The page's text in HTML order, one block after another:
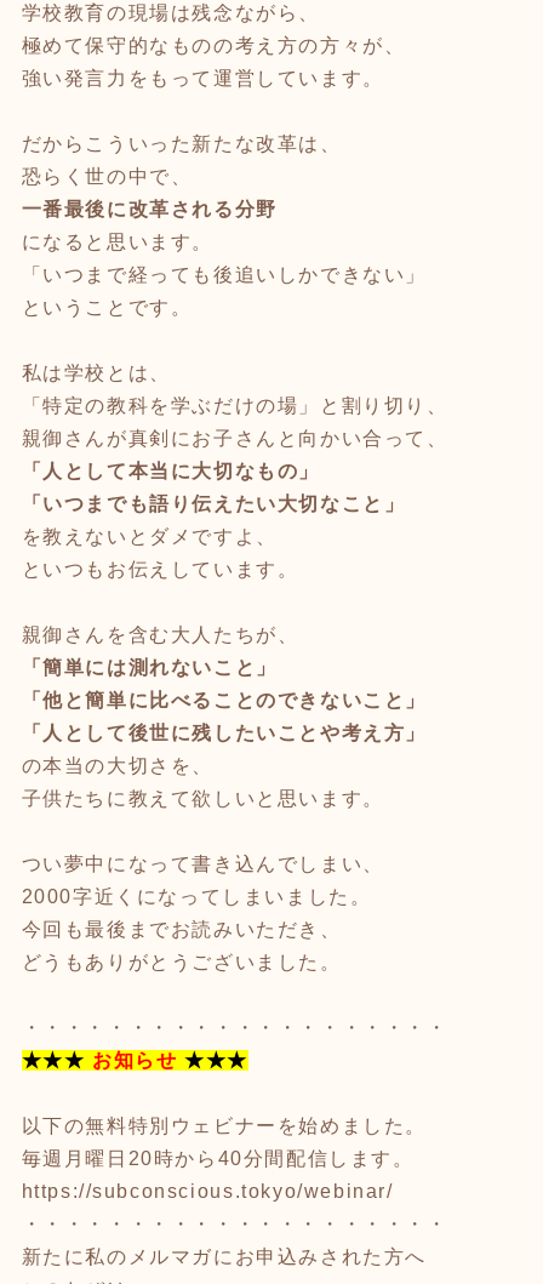
学校教育の現場は残念ながら、
極めて保守的なものの考え方の方々が、
強い発言力をもって運営しています。
だからこういった新たな改革は、
恐らく世の中で、
一番最後に改革される分野
になると思います。
「いつまで経っても後追いしかできない」
ということです。
私は学校とは、
「特定の教科を学ぶだけの場」と割り切り、
親御さんが真剣にお子さんと向かい合って、
「人として本当に大切なもの」
「いつまでも語り伝えたい大切なこと」
を教えないとダメですよ、
といつもお伝えしています。
親御さんを含む大人たちが、
「簡単には測れないこと」
「他と簡単に比べることのできないこと」
「人として後世に残したいことや考え方」
の本当の大切さを、
子供たちに教えて欲しいと思います。
つい夢中になって書き込んでしまい、
2000字近くになってしまいました。
今回も最後までお読みいただき、
どうもありがとうございました。
・・・・・・・・・・・・・・・・・・・・
★★★ お知らせ ★★★
以下の無料特別ウェビナーを始めました。
毎週月曜日20時から40分間配信します。
https://subconscious.tokyo/webinar/
・・・・・・・・・・・・・・・・・・・・
新たに私のメルマガにお申込みされた方へ